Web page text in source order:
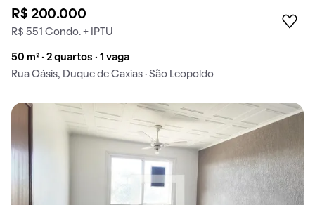
R$ 200.000
R$ 551 Condo. + IPTU
50 m² · 2 quartos · 1 vaga
Rua Oásis, Duque de Caxias · São Leopoldo